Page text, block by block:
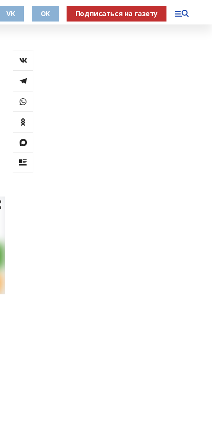
VK OK Подписаться на газету